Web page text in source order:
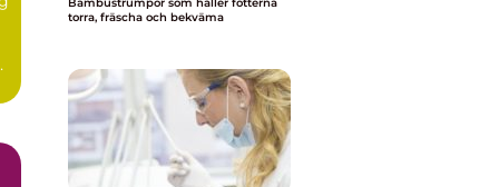
torra, fräscha och bekväma